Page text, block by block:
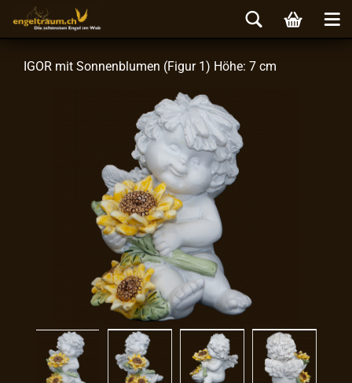
IGOR mit Son­nen­blu­men (Figur 1) Höhe: 7 cm